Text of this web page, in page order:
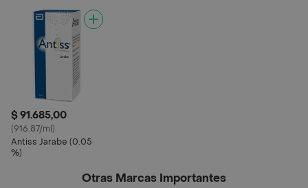
$ 91.685,00
(916.87/ml)
Antiss Jarabe (0.05
%)
Otras Marcas Importantes